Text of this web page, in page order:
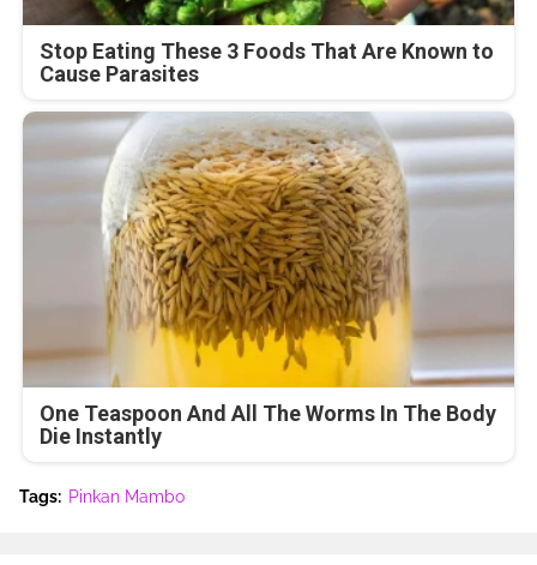
Stop Eating These 3 Foods That Are Known to
Cause Parasites
One Teaspoon And All The Worms In The Body
Die Instantly
Tags: Pinkan Mambo